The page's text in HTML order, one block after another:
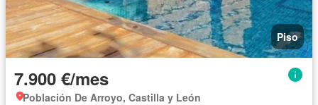
Piso
7.900 €/mes
Población De Arroyo, Castilla y León